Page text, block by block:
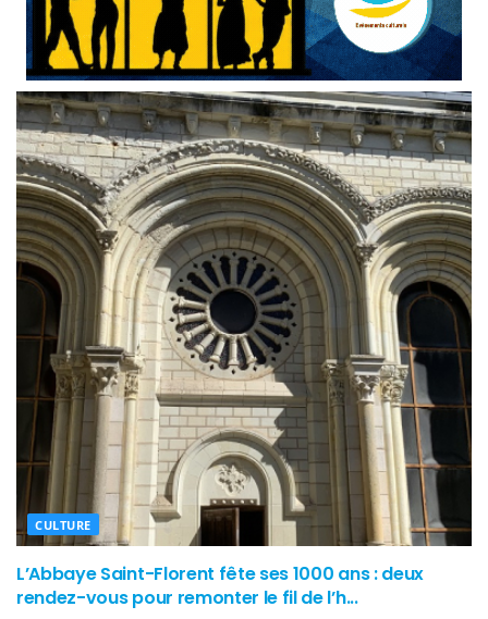
CULTURE
L’Abbaye Saint-Florent fête ses 1000 ans : deux
rendez-vous pour remonter le fil de l’h...